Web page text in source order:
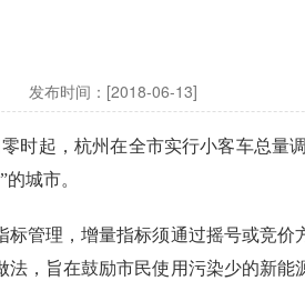
发布时间：[2018-06-13]
零时起，杭州在全市实行小客车总
城市。
标管理，增量指标须通过摇号或竞
法，旨在鼓励市民使用污染少的新